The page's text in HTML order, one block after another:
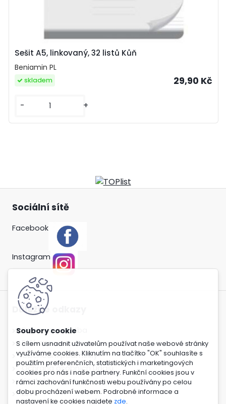
S cílem usnadnit uživatelům používat naše webové stránky
využíváme cookies. Kliknutím na tlačítko "OK" souhlasíte s
použitím preferenčních, statistických i marketingových
cookies pro nás i naše partnery. Funkční cookies jsou v
rámci zachování funkčnosti webu používány po celou
dobu procházení webem. Podrobné informace a
nastavení ke cookies najdete zde.
Sešit A5, linkovaný, 32 listů Kůň
Beniamin PL
29,90 Kč
- +
skladem
Sociální sítě
Facebook
Instagram
Důležité odkazy
Doprava a platba
Reklamace
Obchodní podmínky
Ochrana osobních údajů
Kontakty
EET